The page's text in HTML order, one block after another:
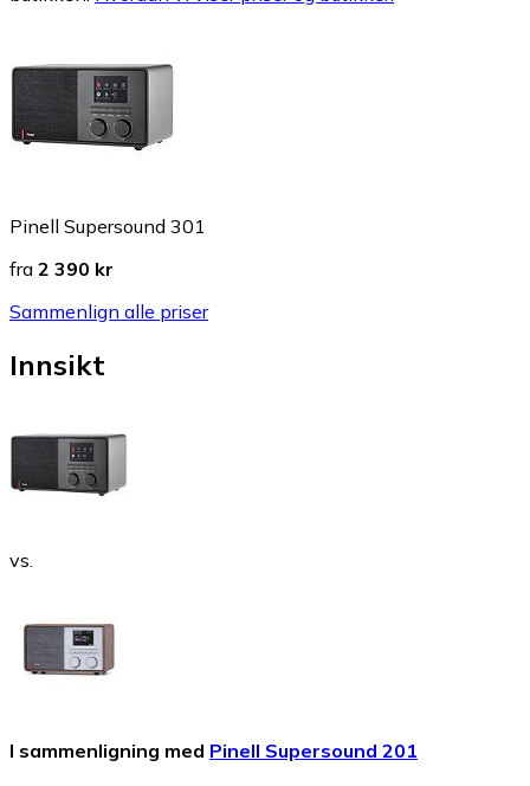
Pinell Supersound 301
fra 2 390 kr
Sammenlign alle priser
Innsikt
vs.
I sammenligning med Pinell Supersound 201